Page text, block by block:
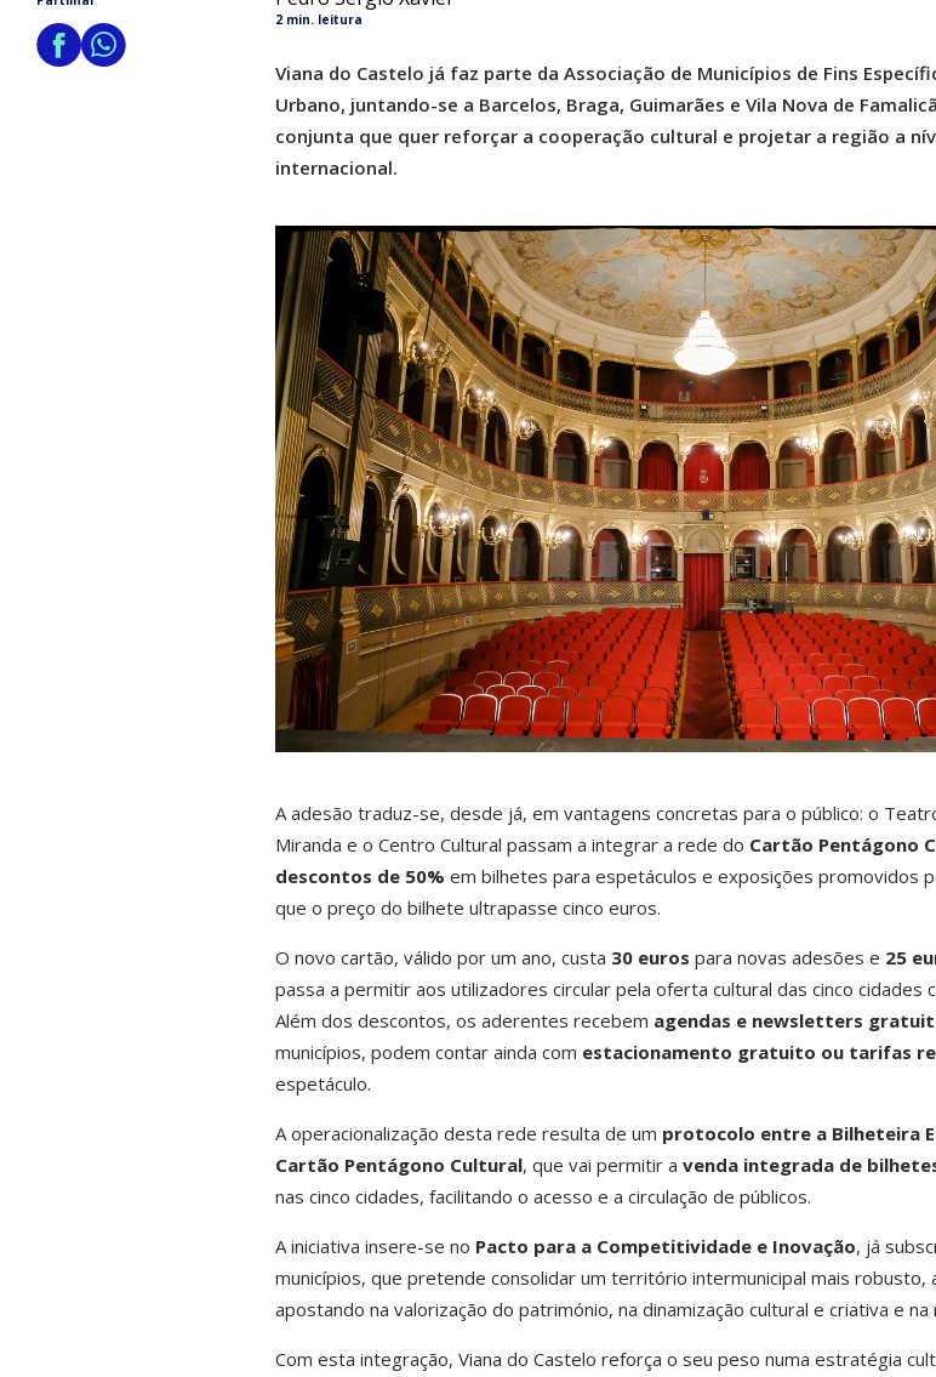
2 min. leitura
Viana do Castelo já faz parte da Associação de Municípios de Fins
Urbano, juntando-se a Barcelos, Braga, Guimarães e Vila Nova de
conjunta que quer reforçar a cooperação cultural e projetar a região a
internacional.
A adesão traduz-se, desde já, em vantagens concretas para o público: o
Miranda e o Centro Cultural passam a integrar a rede do Cartão Pentágono
descontos de 50% em bilhetes para espetáculos e exposições promovidos
que o preço do bilhete ultrapasse cinco euros.
O novo cartão, válido por um ano, custa 30 euros para novas adesões e 25
passa a permitir aos utilizadores circular pela oferta cultural das cinco cidades
Além dos descontos, os aderentes recebem agendas e newsletters
municípios, podem contar ainda com estacionamento gratuito ou tarifas
espetáculo.
A operacionalização desta rede resulta de um protocolo entre a Bilheteira
Cartão Pentágono Cultural, que vai permitir a venda integrada de
nas cinco cidades, facilitando o acesso e a circulação de públicos.
A iniciativa insere-se no Pacto para a Competitividade e Inovação, já
municípios, que pretende consolidar um território intermunicipal mais robusto,
apostando na valorização do património, na dinamização cultural e criativa e
Com esta integração, Viana do Castelo reforça o seu peso numa estratégia